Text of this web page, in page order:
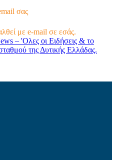
σας
με e-mail σε εσάς.
– 'Ολες οι Ειδήσεις & το
της Δυτικής Ελλάδας.